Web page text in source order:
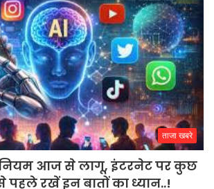
ताजा खबरे
आज से लागू, इंटरनेट पर कुछ
पहले रखें इन बातों का ध्यान..!